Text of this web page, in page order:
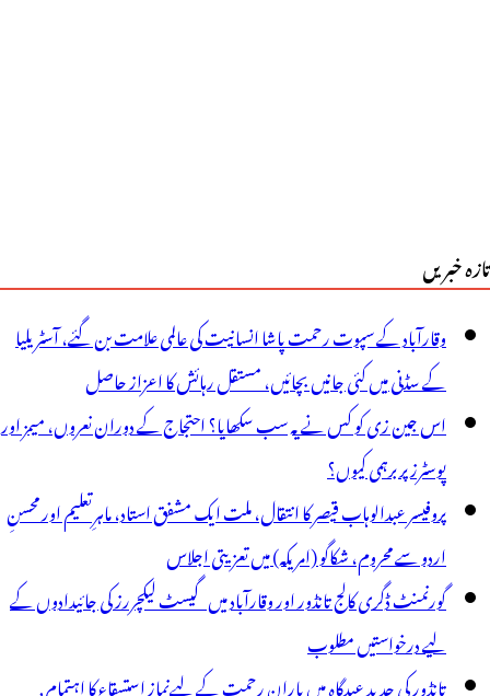
تازہ خبریں
وقارآباد کے سپوت رحمت پاشا انسانیت کی عالمی علامت بن گئے، آسٹریلیا
کے سڈنی میں کئی جانیں بچائیں، مستقل رہائش کا اعزاز حاصل
اس جین زی کو کس نے یہ سب سکھایا؟ احتجاج کے دوران نعروں، میمز اور
پوسٹرز پر برہمی کیوں؟
پروفیسر عبدالوہاب قیصر کا انتقال، ملت ایک مشفق استاد، ماہرِتعلیم اور محسنِ
اردو سے محروم، شکاگو (امریکہ) میں تعزیتی اجلاس
گورنمنٹ ڈگری کالج تانڈور اور وقارآباد میں گیسٹ لیکچررز کی جائیدادوں کے
لیے درخواستیں مطلوب
تانڈور کی جدید عیدگاہ میں بارانِ رحمت کے لیےنمازِ استسقاء کا اہتمام,